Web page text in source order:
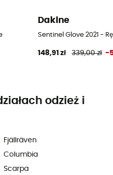
Dakine
Sentinel Glove 2021 -
148,91 zł 339,00 zł -
odzież i
Fjällräven
Columbia
Scarpa